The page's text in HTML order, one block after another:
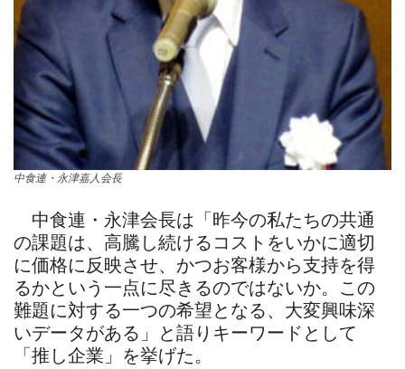
中食連・永津嘉人会長
中食連・永津会長は「昨今の私たちの共通
の課題は、高騰し続けるコストをいかに適切
に価格に反映させ、かつお客様から支持を得
るかという一点に尽きるのではないか。この
難題に対する一つの希望となる、大変興味深
いデータがある」と語りキーワードとして
「推し企業」を挙げた。